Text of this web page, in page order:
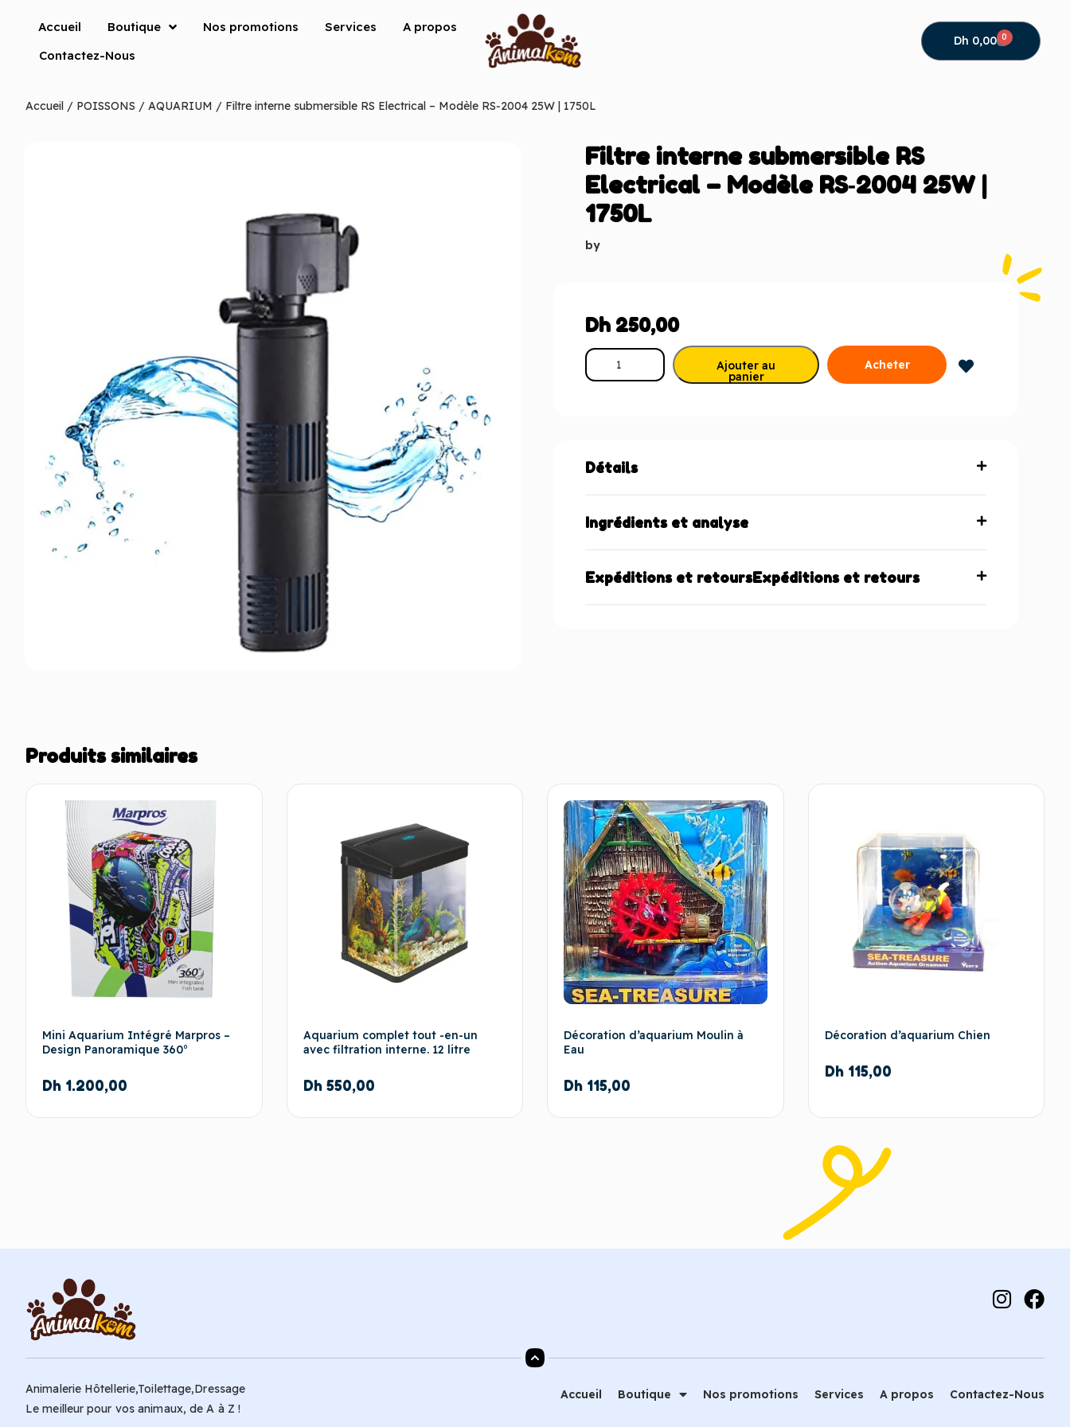
Accueil Boutique Nos promotions Services
A propos
Contactez-Nous
Dh 0,00 0
Accueil / POISSONS / AQUARIUM / Filtre interne submersible RS Electrical – Modèle RS‑2004 25W | 1750L
Filtre interne submersible RS
Electrical – Modèle RS‑2004 25W |
1750L
by
Dh 250,00
Ajouter au
panier
Acheter
Détails
Ingrédients et analyse
Expéditions et retoursExpéditions et retours
Produits similaires
Mini Aquarium Intégré Marpros –
Design Panoramique 360°
Dh 1.200,00
Aquarium complet tout -en-un
avec filtration interne. 12 litre
Dh550,00
Décoration d’aquarium Moulin à
Eau
Dh 115,00
Décoration d’aquarium Chien
Dh115,00
Animalerie Hôtellerie,Toilettage,Dressage
Le meilleur pour vos animaux, de A à Z !
Accueil Boutique Nos promotions Services A propos Contactez-Nous